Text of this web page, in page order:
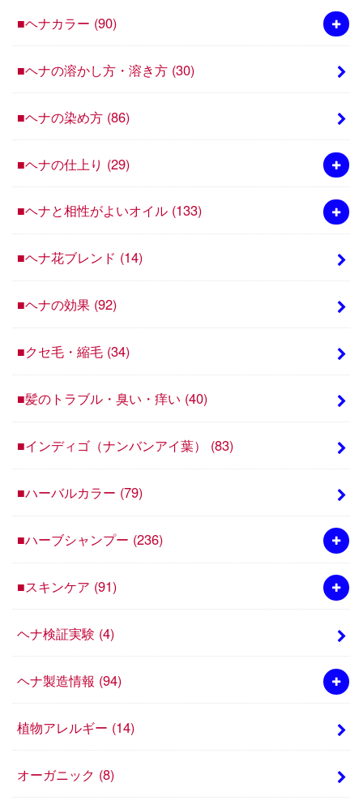
■ヘナカラー (90)
■ヘナの溶かし方・溶き方 (30)
■ヘナの染め方 (86)
■ヘナの仕上り (29)
■ヘナと相性がよいオイル (133)
■ヘナ花ブレンド (14)
■ヘナの効果 (92)
■クセ毛・縮毛 (34)
■髪のトラブル・臭い・痒い (40)
■インディゴ（ナンバンアイ葉） (83)
■ハーバルカラー (79)
■ハーブシャンプー (236)
■スキンケア (91)
ヘナ検証実験 (4)
ヘナ製造情報 (94)
植物アレルギー (14)
オーガニック (8)